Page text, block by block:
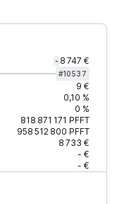
- 8 747 €
#10537
9 €
0,10 %
0 %
818 871 171 PFFT
958 512 800 PFFT
8 733 €
- €
- €